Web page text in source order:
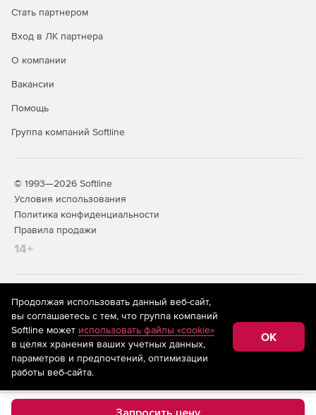
Стать партнером
Вход в ЛК партнера
О компании
Вакансии
Помощь
Группа компаний Softline
© 1993—2026 Softline
Условия использования
Политика конфиденциальности
Правила продажи
14+
На информационном ресурсе store.softline.ru применяются
рекомендательные технологии
(информационные технологии
предоставления информации на основе сбора,
систематизации и анализа сведений, относящихся к
предпочтениям пользователей сети «Интернет»,
находящихся на территории Российской Федерации)
Продолжая использовать данный веб-сайт,
вы соглашаетесь с тем, что группа компаний
Softline может использовать файлы «cookie»
в целях хранения ваших учетных данных,
параметров и предпочтений, оптимизации
работы веб-сайта.
OK